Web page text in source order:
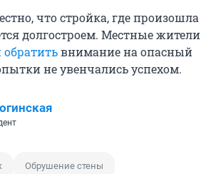
что стройка, где произошла
долгостроем. Местные жители
внимание на опасный
не увенчались успехом.
Обрушение стены